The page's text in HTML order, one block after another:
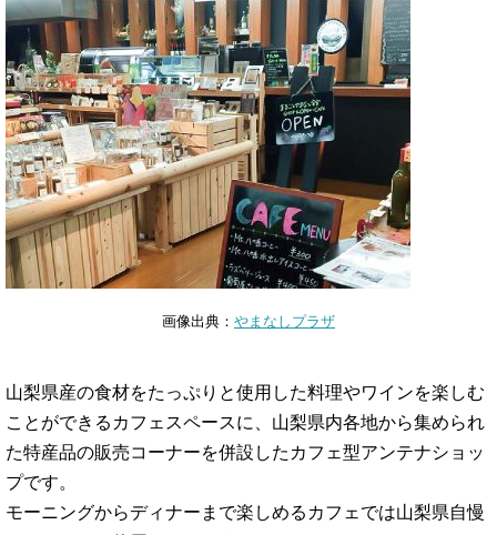
画像出典： やまなしプラザ
山梨県産の食材をたっぷりと使用した料理やワインを楽しむ
ことができるカフェスペースに、山梨県内各地から集められ
た特産品の販売コーナーを併設したカフェ型アンテナショッ
プです。
モーニングからディナーまで楽しめるカフェでは山梨県自慢